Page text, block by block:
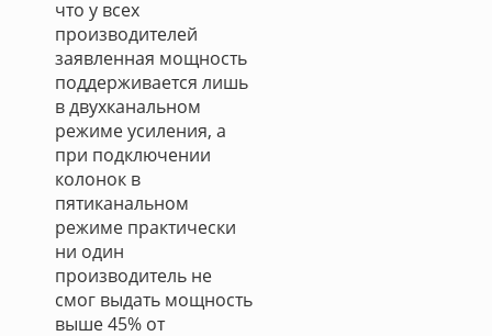
что у всех
производителей
заявленная мощность
поддерживается лишь
в двухканальном
режиме усиления, а
при подключении
колонок в
пятиканальном
режиме практически
ни один
производитель не
смог выдать мощность
выше 45% от